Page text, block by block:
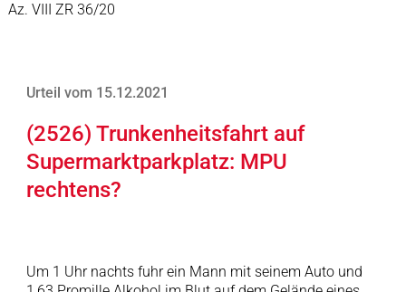
Az. VIII ZR 36/20
Urteil vom 15.12.2021
(2526) Trunkenheitsfahrt auf
Supermarktparkplatz: MPU
rechtens?
Um 1 Uhr nachts fuhr ein Mann mit seinem Auto und